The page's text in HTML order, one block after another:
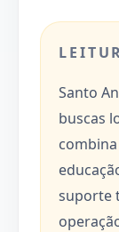
Santo
buscas
suporte